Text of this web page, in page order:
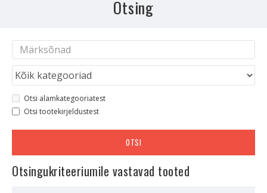
Otsing
Otsi alamkategooriatest
Otsi tootekirjeldustest
OTSI
Otsingukriteeriumile vastavad tooted